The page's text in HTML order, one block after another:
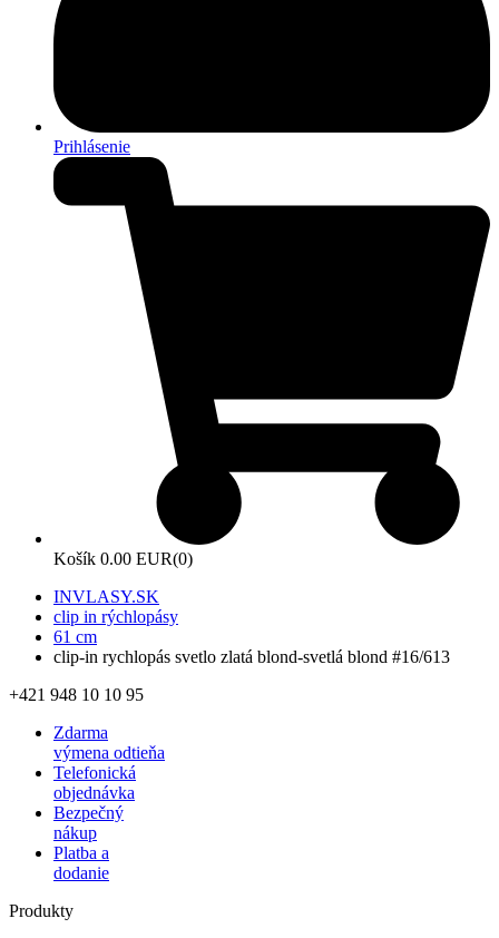
Prihlásenie
Košík 0.00 EUR(0)
INVLASY.SK
clip in rýchlopásy
61 cm
clip-in rychlopás svetlo zlatá blond-svetlá blond #16/613
+421 948 10 10 95
Zdarma
výmena odtieňa
Telefonická
objednávka
Bezpečný
nákup
Platba a
dodanie
Produkty